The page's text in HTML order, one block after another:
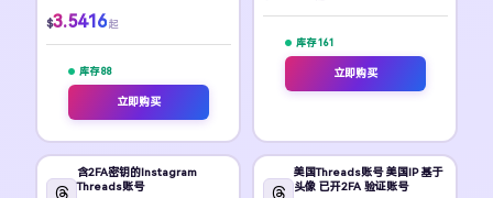
$3.5416 起
库存 88
立即购买
库存 161
立即购买
含2FA密钥的Instagram
Threads账号
美国Threads账号 美国IP 基于
头像 已开2FA 验证账号